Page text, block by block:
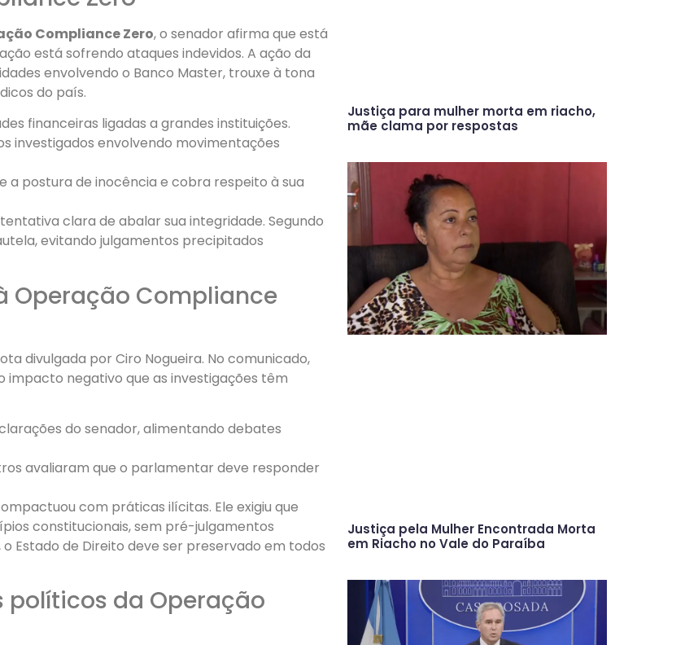
Compliance Zero, o senador afirma que está
está sofrendo ataques indevidos. A ação da
envolvendo o Banco Master, trouxe à tona
do país.
financeiras ligadas a grandes instituições.
investigados envolvendo movimentações
postura de inocência e cobra respeito à sua
clara de abalar sua integridade. Segundo
evitando julgamentos precipitados
Operação Compliance
divulgada por Ciro Nogueira. No comunicado,
impacto negativo que as investigações têm
do senador, alimentando debates
avaliaram que o parlamentar deve responder
com práticas ilícitas. Ele exigiu que
constitucionais, sem pré-julgamentos
Estado de Direito deve ser preservado em todos
políticos da Operação
Justiça para mulher morta em riacho,
mãe clama por respostas
Justiça pela Mulher Encontrada Morta
em Riacho no Vale do Paraíba